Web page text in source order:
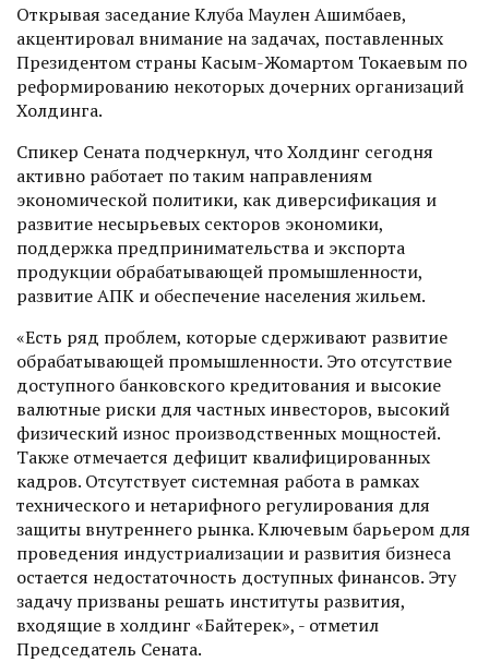
Открывая заседание Клуба Маулен Ашимбаев,
акцентировал внимание на задачах, поставленных
Президентом страны Касым-Жомартом Токаевым по
реформированию некоторых дочерних организаций
Холдинга.
Спикер Сената подчеркнул, что Холдинг сегодня
активно работает по таким направлениям
экономической политики, как диверсификация и
развитие несырьевых секторов экономики,
поддержка предпринимательства и экспорта
продукции обрабатывающей промышленности,
развитие АПК и обеспечение населения жильем.
«Есть ряд проблем, которые сдерживают развитие
обрабатывающей промышленности. Это отсутствие
доступного банковского кредитования и высокие
валютные риски для частных инвесторов, высокий
физический износ производственных мощностей.
Также отмечается дефицит квалифицированных
кадров. Отсутствует системная работа в рамках
технического и нетарифного регулирования для
защиты внутреннего рынка. Ключевым барьером для
проведения индустриализации и развития бизнеса
остается недостаточность доступных финансов. Эту
задачу призваны решать институты развития,
входящие в холдинг «Байтерек», - отметил
Председатель Сената.